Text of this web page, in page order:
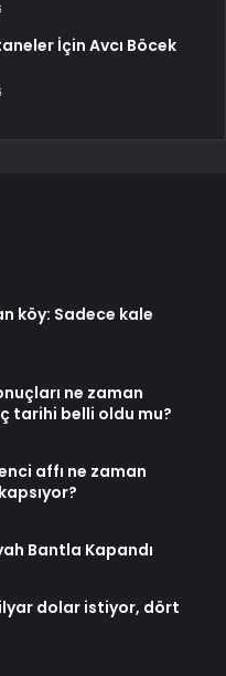
İçin Avcı Böcek
köy: Sadece kale
ne zaman
tarihi belli oldu mu?
affı ne zaman
Bantla Kapandı
dolar istiyor, dört